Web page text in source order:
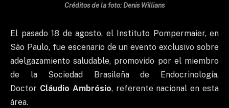
Créditos de la foto: Denis Willians
El pasado 18 de agosto, el Instituto Pompermaier, en
São Paulo, fue escenario de un evento exclusivo sobre
adelgazamiento saludable, promovido por el miembro
de la Sociedad Brasileña de Endocrinología,
Doctor Cláudio Ambrósio, referente nacional en esta
área.